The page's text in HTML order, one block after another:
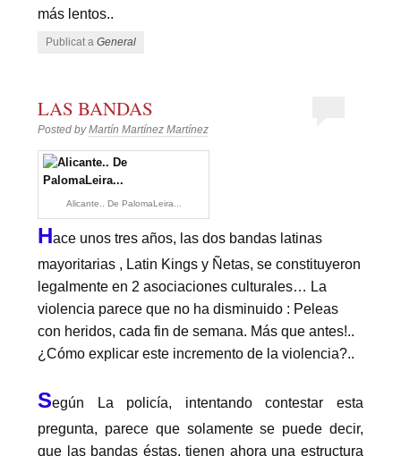
más lentos..
Publicat aGeneral
LAS BANDAS
Posted byMartín Martínez Martínez
Alicante.. De PalomaLeira...
Hace unos tres años, las dos bandas latinas
mayoritarias , Latin Kings y Ñetas, se constituyeron
legalmente en 2 asociaciones culturales… La
violencia parece que no ha disminuido : Peleas
con heridos, cada fin de semana. Más que antes!..
¿Cómo explicar este incremento de la violencia?..
Según La policía, intentando contestar esta
pregunta, parece que solamente se puede decir,
que las bandas éstas, tienen ahora una estructura